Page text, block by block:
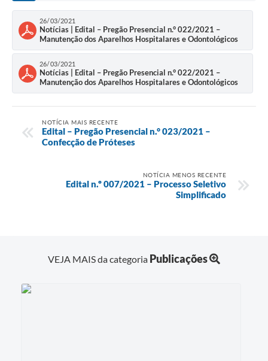
26/03/2021
Notícias | Edital – Pregão Presencial n.° 022/2021 –
Manutenção dos Aparelhos Hospitalares e Odontológicos
26/03/2021
Notícias | Edital – Pregão Presencial n.° 022/2021 –
Manutenção dos Aparelhos Hospitalares e Odontológicos
NOTÍCIA MAIS RECENTE
Edital – Pregão Presencial n.° 023/2021 –
Confecção de Próteses
NOTÍCIA MENOS RECENTE
Edital n.º 007/2021 – Processo Seletivo
Simplificado
VEJA MAIS da categoria Publicações